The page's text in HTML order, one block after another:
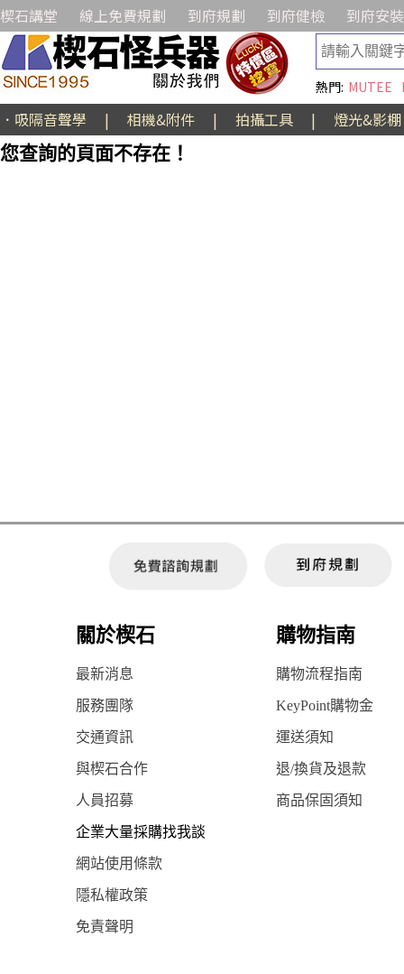
楔石講堂 線上免費規劃 到府規劃 到府健檢 到府安裝
熱門: MUTEE
．吸隔音聲學 | 相機&附件 | 拍攝工具 |
燈光&影棚
您查詢的頁面不存在！
關於楔石 購物指南
最新消息 購物流程指南
服務團隊 KeyPoint購物金
交通資訊 運送須知
與楔石合作 退/換貨及退款
人員招募 商品保固須知
企業大量採購找我談
網站使用條款
隱私權政策
免責聲明